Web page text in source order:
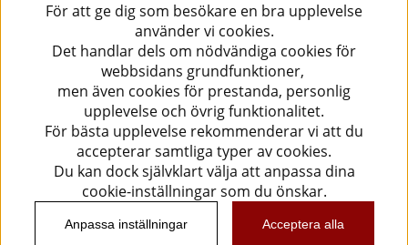
För att ge dig som besökare en bra upplevelse
använder vi cookies.
Det handlar dels om nödvändiga cookies för
webbsidans grundfunktioner,
men även cookies för prestanda, personlig
upplevelse och övrig funktionalitet.
För bästa upplevelse rekommenderar vi att du
accepterar samtliga typer av cookies.
Du kan dock självklart välja att anpassa dina
cookie-inställningar som du önskar.
Anpassa inställningar Acceptera alla